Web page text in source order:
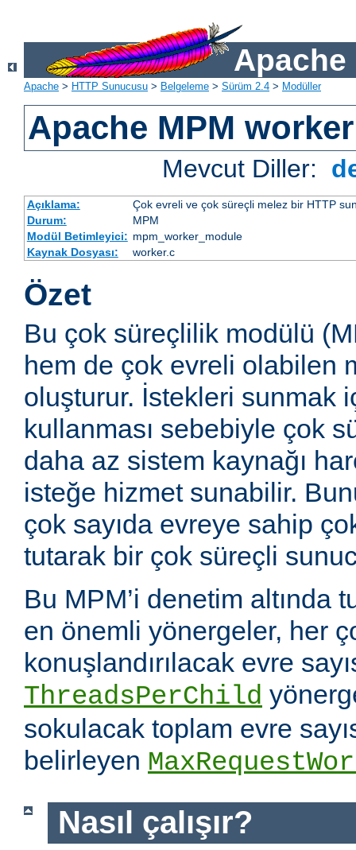
Apache
Apache > HTTP Sunucusu > Belgeleme > Sürüm 2.4 > Modüller
Apache MPM worker
Mevcut Diller:
Açıklama:
Çok evreli ve çok süreçli melez bir HTTP
Durum:
MPM
Modül Betimleyici: mpm_worker_module
Kaynak Dosyası:
worker.c
Özet
Bu çok süreçlilik modülü
hem de çok evreli olabilen
oluşturur. İstekleri sunmak
kullanması sebebiyle çok
daha az sistem kaynağı
isteğe hizmet sunabilir.
çok sayıda evreye sahip
tutarak bir çok süreçli
Bu MPM’i denetim altında
en önemli yönergeler, her
konuşlandırılacak evre
ThreadsPerChild
sokulacak toplam evre
belirleyen
Nasıl çalışır?